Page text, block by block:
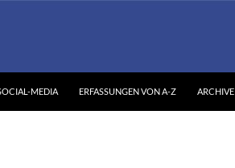
MEDIA ERFASSUNGEN VON A-Z ARCHIVE